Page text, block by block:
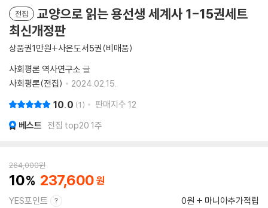
전집
교양으로 읽는 용선생 세계사 1-15권세트
최신개정판
상품권1만원+사은도서5권(비매품)
사회평론 역사연구소 글
사회평론(전집)
2024.02.15.
10.0 1 판매지수 12
베스트 전집 top20 1주
264,000원
10 237,600
YES포인트 0원 마니아추가적립